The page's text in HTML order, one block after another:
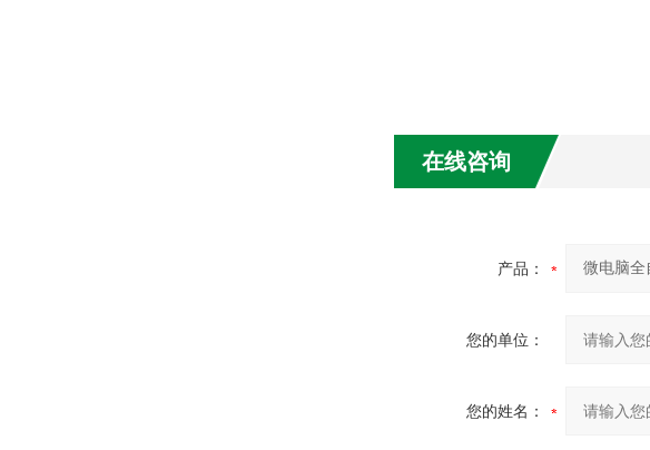
在线咨询
产品：
您的单位：
您的姓名：